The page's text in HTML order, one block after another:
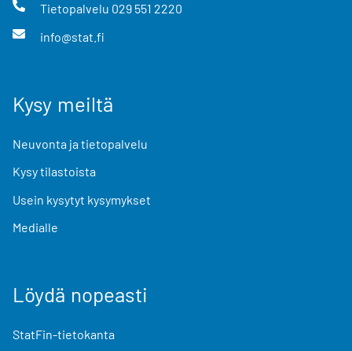
Tietopalvelu 029 551 2220
info@stat.fi
Kysy meiltä
Neuvonta ja tietopalvelu
Kysy tilastoista
Usein kysytyt kysymykset
Medialle
Löydä nopeasti
StatFin-tietokanta